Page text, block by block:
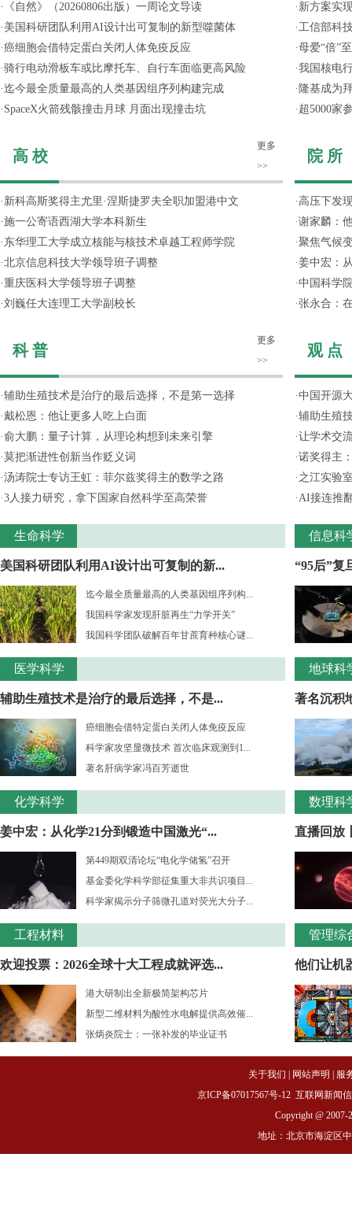
·
《自然》（20260806出版）一周论文导读
· 美国科研团队利用AI设计出可复制的新型噬菌体
·癌细胞会借特定蛋白关闭人体免疫反应
·骑行电动滑板车或比摩托车、自行车面临更高风险
·迄今最全质量最高的人类基因组序列构建完成
· SpaceX火箭残骸撞击月球 月面出现撞击坑
高 校
更多
>>
· 新科高斯奖得主尤里·涅斯捷罗夫全职加盟港中文
·施一公寄语西湖大学本科新生
· 东华理工大学成立核能与核技术卓越工程师学院
·北京信息科技大学领导班子调整
·重庆医科大学领导班子调整
·刘巍任大连理工大学副校长
科 普
更多
>>
·辅助生殖技术是治疗的最后选择，不是第一选择
·戴松恩：他让更多人吃上白面
·俞大鹏：量子计算，从理论构想到未来引擎
·莫把渐进性创新当作贬义词
·汤涛院士专访王虹：菲尔兹奖得主的数学之路
·3人接力研究，拿下国家自然科学至高荣誉
生命科学
美国科研团队利用AI设计出可复制的新...
迄今最全质量最高的人类基因组序列构...
我国科学家发现肝脏再生“力学开关”
我国科学团队破解百年甘蔗育种核心谜...
医学科学
辅助生殖技术是治疗的最后选择，不是...
癌细胞会借特定蛋白关闭人体免疫反应
科学家攻坚显微技术 首次临床观测到1...
著名肝病学家冯百芳逝世
化学科学
姜中宏：从化学21分到锻造中国激光“...
第449期双清论坛“电化学储氢”召开
基金委化学科学部征集重大非共识项目...
科学家揭示分子筛微孔道对荧光大分子...
工程材料
欢迎投票：2026全球十大工程成就评选...
港大研制出全新极简架构芯片
新型二维材料为酸性水电解提供高效催...
张炳炎院士：一张补发的毕业证书
· 新方案实
·工信部科
·母爱“倍”
·我国核电
· 隆基成为
· 超5000家
院 所
· 高压下发
·谢家麟：
·聚焦气候
·姜中宏：
·中国科学
·张永合：
观 点
·中国开源
·辅助生殖
·让学术交
·诺奖得主
· 之江实验
·AI接连推
信息科
“95后”复
地球科
著名沉积
数理科
直播回放
管理综
他们让机
关于我们 网站声明
服
京ICP备07017567号-12 互联网新闻
Copyright @ 2007-
地址：北京市海淀区